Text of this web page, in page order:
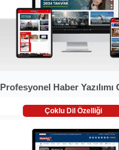
Profesyonel Haber Yazılımı
Çoklu Dil Özelliği